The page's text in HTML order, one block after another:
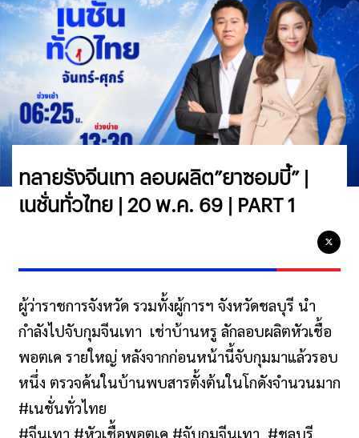
ทลายรังจีนเทา ลอบผลิต”ยาซอมบี้” |
เนชั่นทั่วไทย | 20 พ.ค. 69 | PART 1
ผู้ว่าราชการจังหวัด รวมทั้งผู้การฯ จังหวัดชลบุรี นำ
กำลังไปจับกุมจีนเทา เช่าบ้านหรู ลักลอบผลิตหัวเชื้อ
พอตเค รายใหญ่ หลังจากก่อนหน้านี้จับกุมมาแล้วรอบ
หนึ่ง ตรวจค้นในบ้านพบสารตั้งต้นในโกดังจำนวนมาก
#เนชั่นทั่วไทย
#จีนเทา #หัวเชื้อพอตเค #จับกุมจีนเทา #ชลบุรี